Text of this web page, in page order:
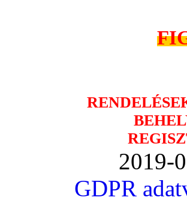
2019-
GDPR